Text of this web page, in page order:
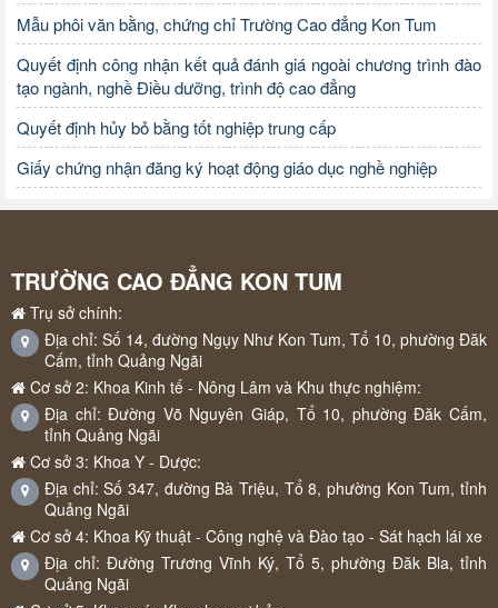
Mẫu phôi văn bằng, chứng chỉ Trường Cao đẳng Kon Tum
Quyết định công nhận kết quả đánh giá ngoài chương trình đào
tạo ngành, nghề Điều dưỡng, trình độ cao đẳng
Quyết định hủy bỏ bằng tốt nghiệp trung cấp
Giấy chứng nhận đăng ký hoạt động giáo dục nghề nghiệp
TRƯỜNG CAO ĐẲNG KON TUM
Trụ sở chính:
Địa chỉ: Số 14, đường Ngụy Như Kon Tum, Tổ 10, phường Đăk
Cấm, tỉnh Quảng Ngãi
Cơ sở 2: Khoa Kinh tế - Nông Lâm và Khu thực nghiệm:
Địa chỉ: Đường Võ Nguyên Giáp, Tổ 10, phường Đăk Cấm,
tỉnh Quảng Ngãi
Cơ sở 3: Khoa Y - Dược:
Địa chỉ: Số 347, đường Bà Triệu, Tổ 8, phường Kon Tum, tỉnh
Quảng Ngãi
Cơ sở 4: Khoa Kỹ thuật - Công nghệ và Đào tạo - Sát hạch lái xe
Địa chỉ: Đường Trương Vĩnh Ký, Tổ 5, phường Đăk Bla, tỉnh
Quảng Ngãi